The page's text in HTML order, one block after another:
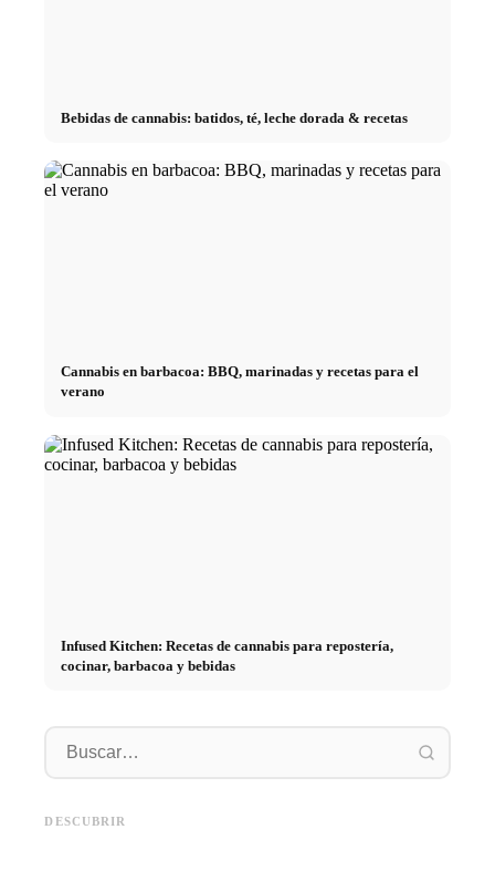
Bebidas de cannabis: batidos, té, leche dorada & recetas
Cannabis en barbacoa: BBQ, marinadas y recetas para el
verano
Infused Kitchen: Recetas de cannabis para repostería,
cocinar, barbacoa y bebidas
DESCUBRIR
Online Marketing